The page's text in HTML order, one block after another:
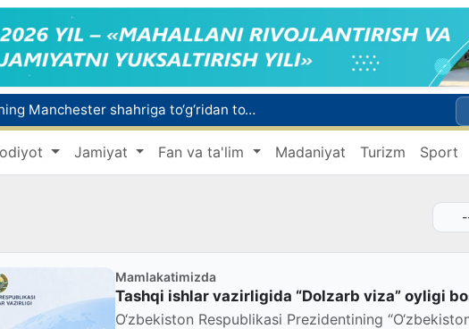
Toshkentdan Buyuk Britaniyaning Manchester shahriga to‘g‘ridan to‘g‘ri aviaqatnovlarni yo‘lga qo‘yish masalasi ko‘rib chiqilmoqda
Ekologik ekspertiza endi ekologik xavflarni oldindan boshqarish tizimiga aylanadi
havo 42 darajagacha isiydi
Jamiyat Fan va ta'lim Madaniyat Turizm Sport
Mamlakatimizda
Tashqi ishlar vazirligida “Dolzarb viza” oyligi
O‘zbekiston Respublikasi Prezidentining